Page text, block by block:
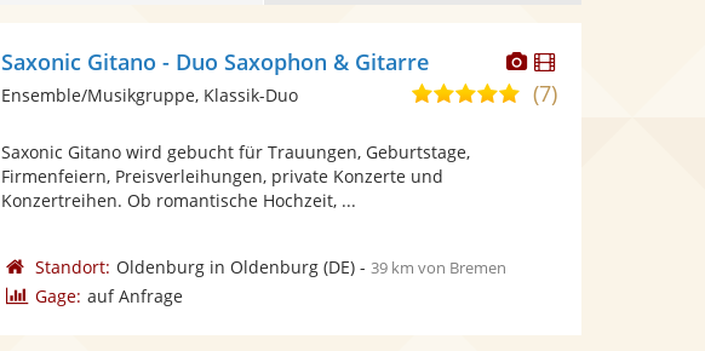
Dieser
Künstler
stellt
Dieser
Künstler
Saxonic Gitano - Duo Saxophon & Gitarre
5,0(7)
Ensemble/Musikgruppe, Klassik-Duo
Saxonic Gitano wird gebucht für Trauungen, Geburtstage,
Firmenfeiern, Preisverleihungen, private Konzerte und
Konzertreihen. Ob romantische Hochzeit, ...
Standort: Oldenburg in Oldenburg(DE)- 39 km von Bremen
Gage: auf Anfrage